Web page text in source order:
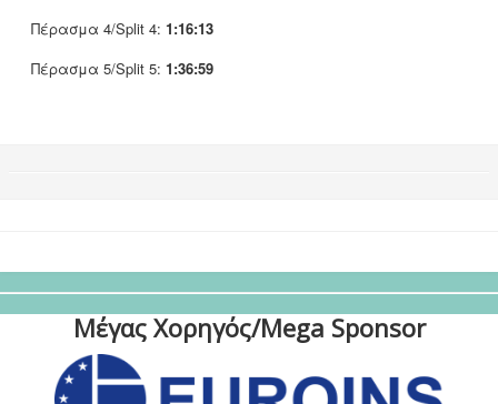
Πέρασμα 4/Split 4: 1:16:13
Πέρασμα 5/Split 5: 1:36:59
Μέγας Χορηγός/Mega Sponsor